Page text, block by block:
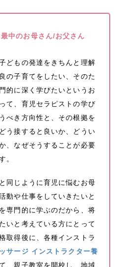
中のお母さん/お父さん
どもの発達をきちんと理解
の子育てをしたい、そのた
的に深く学びたいというお
て、育児セラピストの学び
べき方向性と、その根拠を
う接すると良いか、どうい
、なぜそうすることが必要
。
同じように育児に悩むお母
動や仕事をしていきたいと
専門的に学ぶのだから、将
いと考えている方にとって
取得後に、各種インストラ
サージ インストラクター養
、親子教室を開校し、地域